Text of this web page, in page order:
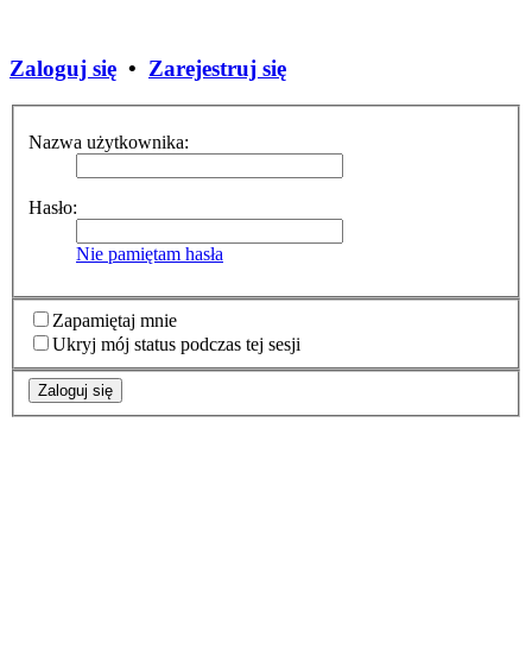
Zaloguj się • Zarejestruj się
Nazwa użytkownika:
Hasło:
Nie pamiętam hasła
Zapamiętaj mnie
Ukryj mój status podczas tej sesji